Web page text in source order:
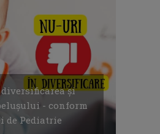
și
- conform
de Pediatrie